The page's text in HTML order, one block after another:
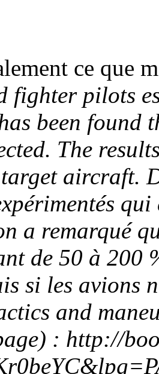
ce que
fighter pilots
been found
The
aircraft.
a remarqué
de 50 à 200
si les avions
and
: http://